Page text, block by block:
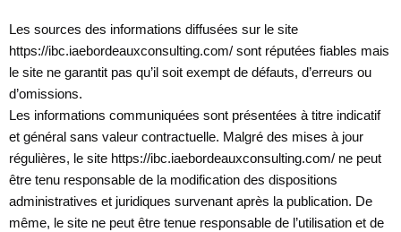
Les sources des informations diffusées sur le site
https://ibc.iaebordeauxconsulting.com/ sont réputées fiables mais
le site ne garantit pas qu’il soit exempt de défauts, d’erreurs ou
d’omissions.
Les informations communiquées sont présentées à titre indicatif
et général sans valeur contractuelle. Malgré des mises à jour
régulières, le site https://ibc.iaebordeauxconsulting.com/ ne peut
être tenu responsable de la modification des dispositions
administratives et juridiques survenant après la publication. De
même, le site ne peut être tenue responsable de l’utilisation et de